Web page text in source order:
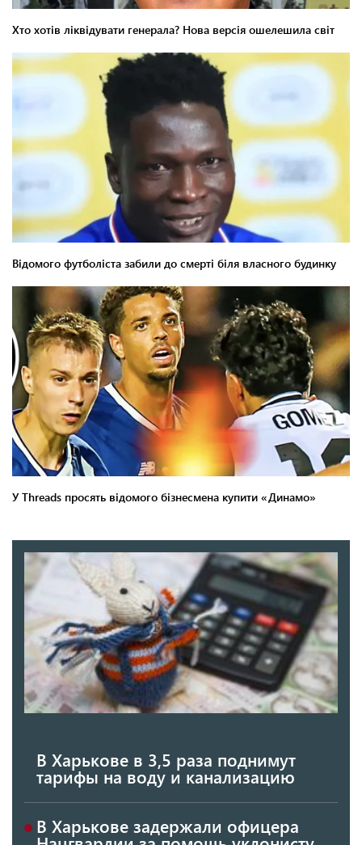
В Харькове в 3,5 раза поднимут
тарифы на воду и канализацию
В Харькове задержали офицера